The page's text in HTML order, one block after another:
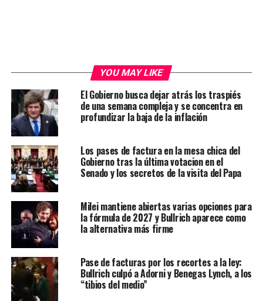
YOU MAY LIKE
El Gobierno busca dejar atrás los traspiés
de una semana compleja y se concentra en
profundizar la baja de la inflación
Los pases de factura en la mesa chica del
Gobierno tras la última votacion en el
Senado y los secretos de la visita del Papa
Milei mantiene abiertas varias opciones para
la fórmula de 2027 y Bullrich aparece como
la alternativa más firme
Pase de facturas por los recortes a la ley:
Bullrich culpó a Adorni y Benegas Lynch, a los
“tibios del medio”